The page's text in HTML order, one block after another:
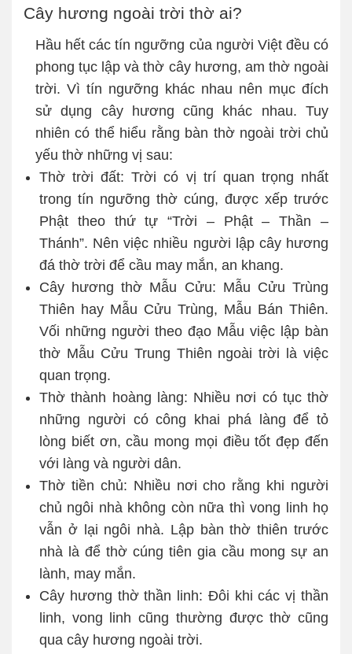
Cây hương ngoài trời thờ ai?
Hầu hết các tín ngưỡng của người Việt đều có
phong tục lập và thờ cây hương, am thờ ngoài
trời. Vì tín ngưỡng khác nhau nên mục đích
sử dụng cây hương cũng khác nhau. Tuy
nhiên có thể hiểu rằng bàn thờ ngoài trời chủ
yếu thờ những vị sau:
Thờ trời đất: Trời có vị trí quan trọng nhất
trong tín ngưỡng thờ cúng, được xếp trước
Phật theo thứ tự “Trời – Phật – Thần –
Thánh”. Nên việc nhiều người lập cây hương
đá thờ trời để cầu may mắn, an khang.
Cây hương thờ Mẫu Cửu: Mẫu Cửu Trùng
Thiên hay Mẫu Cửu Trùng, Mẫu Bán Thiên.
Vối những người theo đạo Mẫu việc lập bàn
thờ Mẫu Cửu Trung Thiên ngoài trời là việc
quan trọng.
Thờ thành hoàng làng: Nhiều nơi có tục thờ
những người có công khai phá làng để tỏ
lòng biết ơn, cầu mong mọi điều tốt đẹp đến
với làng và người dân.
Thờ tiền chủ: Nhiều nơi cho rằng khi người
chủ ngôi nhà không còn nữa thì vong linh họ
vẫn ở lại ngôi nhà. Lập bàn thờ thiên trước
nhà là để thờ cúng tiên gia cầu mong sự an
lành, may mắn.
Cây hương thờ thần linh: Đôi khi các vị thần
linh, vong linh cũng thường được thờ cũng
qua cây hương ngoài trời.